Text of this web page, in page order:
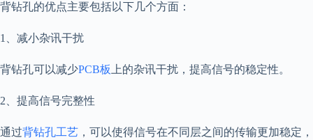
背钻孔的优点主要包括以下几个方面：
1、减小杂讯干扰
背钻孔可以减少PCB板 上的杂讯干扰，提高信号的稳定性。
2、提高信号完整性
通过背钻孔工艺 ，可以使得信号在不同层之间的传输更加稳定，